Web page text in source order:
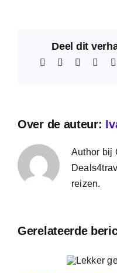
Deel dit
Facebook Reddit
Over de auteur:
Author bij
reizen.
Gerelateerde